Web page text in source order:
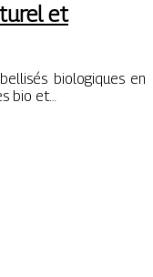
et
biologiques en
bio et…